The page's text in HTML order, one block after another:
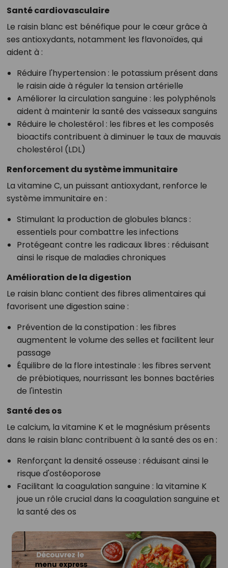
Santé cardiovasculaire
Le raisin blanc est bénéfique pour le cœur grâce à
ses antioxydants, notamment les flavonoïdes, qui
aident à :
Réduire l'hypertension : le potassium présent dans
le raisin aide à réguler la tension artérielle
Améliorer la circulation sanguine : les polyphénols
aident à maintenir la santé des vaisseaux sanguins
Réduire le cholestérol : les fibres et les composés
bioactifs contribuent à diminuer le taux de mauvais
cholestérol (LDL)
Renforcement du système immunitaire
La vitamine C, un puissant antioxydant, renforce le
système immunitaire en :
Stimulant la production de globules blancs :
essentiels pour combattre les infections
Protégeant contre les radicaux libres : réduisant
ainsi le risque de maladies chroniques
Amélioration de la digestion
Le raisin blanc contient des fibres alimentaires qui
favorisent une digestion saine :
Prévention de la constipation : les fibres
augmentent le volume des selles et facilitent leur
passage
Équilibre de la flore intestinale : les fibres servent
de prébiotiques, nourrissant les bonnes bactéries
de l'intestin
Santé des os
Le calcium, la vitamine K et le magnésium présents
dans le raisin blanc contribuent à la santé des os en :
Renforçant la densité osseuse : réduisant ainsi le
risque d'ostéoporose
Facilitant la coagulation sanguine : la vitamine K
joue un rôle crucial dans la coagulation sanguine et
la santé des os